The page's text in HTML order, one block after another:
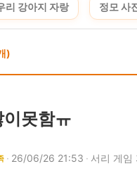
리 강아지 자랑 정모 사
)
못함ㅠ
· 26/06/26 21:53 · 서리 게임